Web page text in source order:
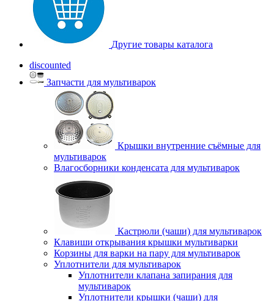
Другие товары каталога
discounted
Запчасти для мультиварок
Крышки внутренние съёмные для
мультиварок
Влагосборники конденсата для мультиварок
Кастрюли (чаши) для мультиварок
Клавиши открывания крышки мультиварки
Корзины для варки на пару для мультиварок
Уплотнители для мультиварок
Уплотнители клапана запирания для
мультиварок
Уплотнители крышки (чаши) для